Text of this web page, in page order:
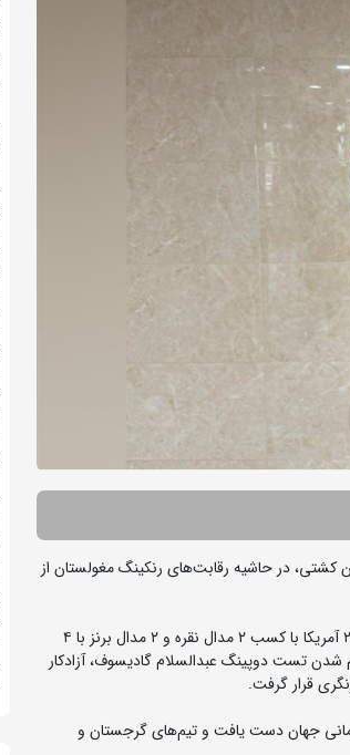
پیگیری مستمر فدراسیون کشتی، در حاشیه رقابت‌های رنکینگ مغولستان از
به گزارش روابط عمومی فدراسیون کشتی، تیم ملی کشتی آزاد ایران در رقابت‌های قهرمانی جهان ۲۰۱۵ آمریکا با کسب ۲ مدال نقره و ۲ مدال برنز با ۴
شدن تست دوپینگ عبدالسلام گادیسوف، آزادکار
تیمی، تیم ملی کشتی آزاد ایران با ۴۹ امتیاز به عنوان قهرمانی جهان دست یافت و تیم‌های گرجستان و